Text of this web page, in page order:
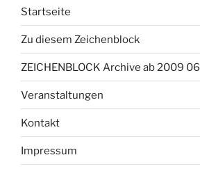
Startseite
Zu diesem Zeichenblock
ZEICHENBLOCK Archive ab 2009 06
Veranstaltungen
Kontakt
Impressum